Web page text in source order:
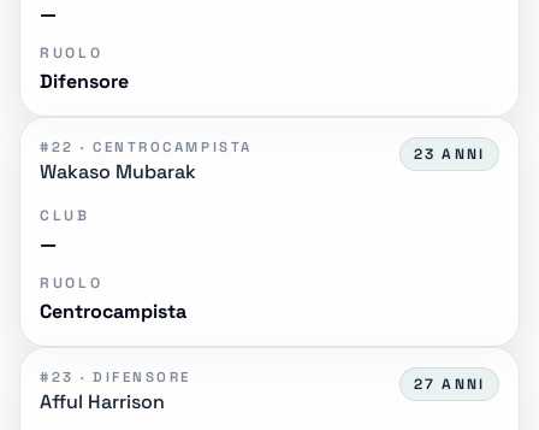
—
RUOLO
Difensore
#22 · CENTROCAMPISTA
Wakaso Mubarak
23 ANNI
CLUB
—
RUOLO
Centrocampista
#23 · DIFENSORE
Afful Harrison
27 ANNI